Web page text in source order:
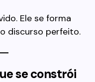
Ele se forma
discurso perfeito.
se constrói